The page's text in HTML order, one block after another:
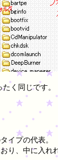
く同じです。
イプの代表。
り、中に入れ